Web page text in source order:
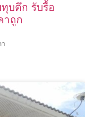
บตึก รับรื้อ
าถูก